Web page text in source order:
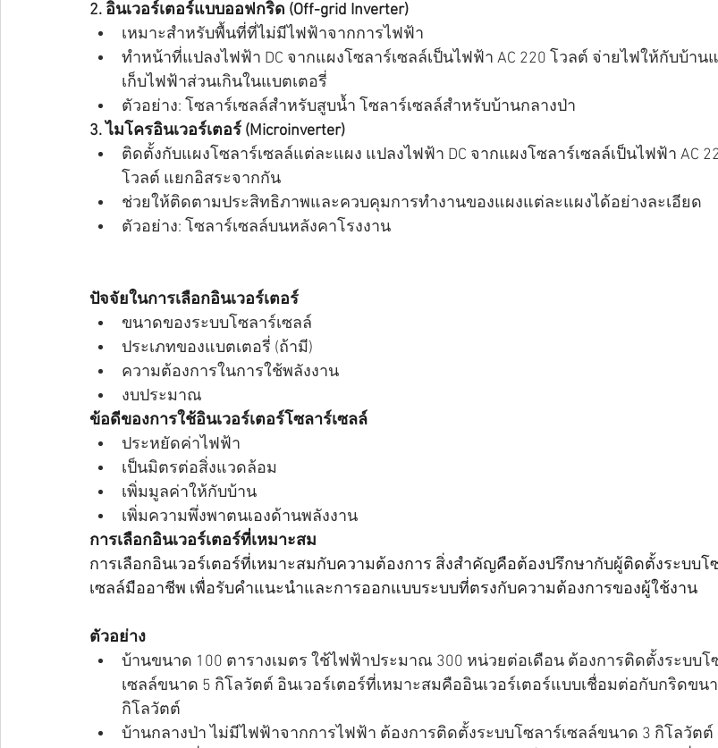
2. อินเวอร์เตอร์แบบออฟกริด (Off-grid Inverter)
เหมาะสำหรับพื้นที่ที่ไม่มีไฟฟ้าจากการไฟฟ้า
ทำหน้าที่แปลงไฟฟ้า DC จากแผงโซลาร์เซลล์เป็นไฟฟ้า AC 220 โวลต์ จ่ายไฟให้กับบ้าน
เก็บไฟฟ้าส่วนเกินในแบตเตอรี่
ตัวอย่าง: โซลาร์เซลล์สำหรับสูบน้ำ โซลาร์เซลล์สำหรับบ้านกลางป่า
3. ไมโครอินเวอร์เตอร์ (Microinverter)
ติดตั้งกับแผงโซลาร์เซลล์แต่ละแผง แปลงไฟฟ้า DC จากแผงโซลาร์เซลล์เป็นไฟฟ้า AC
โวลต์ แยกอิสระจากกัน
ช่วยให้ติดตามประสิทธิภาพและควบคุมการทำงานของแผงแต่ละแผงได้อย่างละเอียด
ตัวอย่าง: โซลาร์เซลล์บนหลังคาโรงงาน
ปัจจัยในการเลือกอินเวอร์เตอร์
ขนาดของระบบโซลาร์เซลล์
ประเภทของแบตเตอรี่ (ถ้ามี)
ความต้องการในการใช้พลังงาน
งบประมาณ
ข้อดีของการใช้อินเวอร์เตอร์โซลาร์เซลล์
ประหยัดค่าไฟฟ้า
เป็นมิตรต่อสิ่งแวดล้อม
เพิ่มมูลค่าให้กับบ้าน
เพิ่มความพึ่งพาตนเองด้านพลังงาน
การเลือกอินเวอร์เตอร์ที่เหมาะสม
การเลือกอินเวอร์เตอร์ที่เหมาะสมกับความต้องการ สิ่งสำคัญคือต้องปรึกษากับผู้ติดตั้งระบบโ
เซลล์มืออาชีพ เพื่อรับคำแนะนำและการออกแบบระบบที่ตรงกับความต้องการของผู้ใช้งาน
ตัวอย่าง
บ้านขนาด 100 ตารางเมตร ใช้ไฟฟ้าประมาณ 300 หน่วยต่อเดือน ต้องการติดตั้งระบบโ
เซลล์ขนาด 5 กิโลวัตต์ อินเวอร์เตอร์ที่เหมาะสมคืออินเวอร์เตอร์แบบเชื่อมต่อกับกริดขน
กิโลวัตต์
บ้านกลางป่า ไม่มีไฟฟ้าจากการไฟฟ้า ต้องการติดตั้งระบบโซลาร์เซลล์ขนาด 3 กิโลวัตต์